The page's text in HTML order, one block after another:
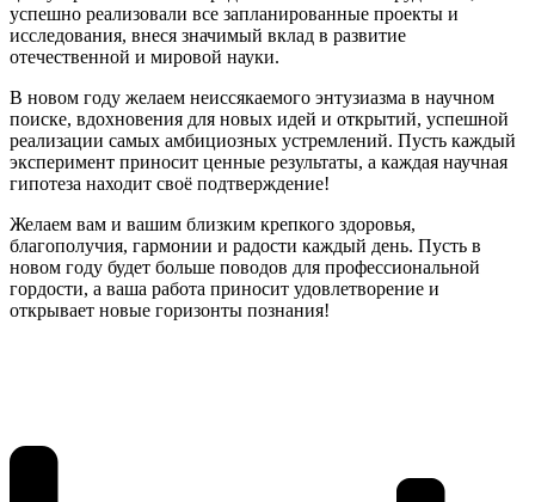
успешно реализовали все запланированные проекты и
исследования, внеся значимый вклад в развитие
отечественной и мировой науки.
В новом году желаем неиссякаемого энтузиазма в научном
поиске, вдохновения для новых идей и открытий, успешной
реализации самых амбициозных устремлений. Пусть каждый
эксперимент приносит ценные результаты, а каждая научная
гипотеза находит своё подтверждение!
Желаем вам и вашим близким крепкого здоровья,
благополучия, гармонии и радости каждый день. Пусть в
новом году будет больше поводов для профессиональной
гордости, а ваша работа приносит удовлетворение и
открывает новые горизонты познания!